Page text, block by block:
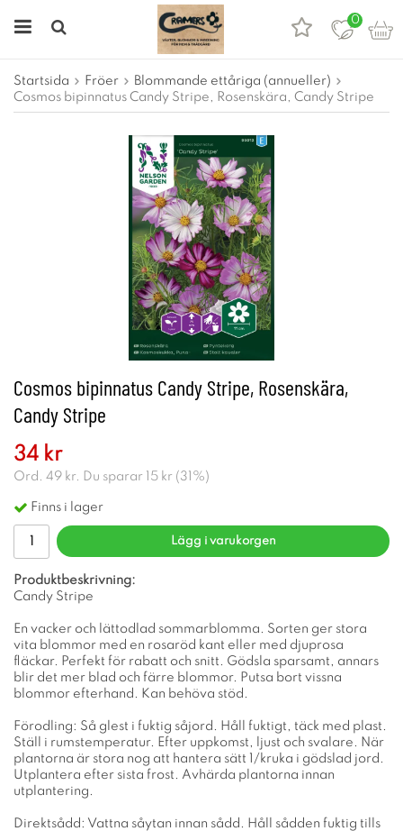
0
Startsida Fröer
Blommande ettåriga (annueller)
Cosmos bipinnatus Candy Stripe, Rosenskära, Candy Stripe
Cosmos bipinnatus Candy Stripe, Rosenskära,
Candy Stripe
34 kr
Ord. 49 kr. Du sparar 15 kr ( 31 %)
Finns i lager
Lägg i varukorgen
Produktbeskrivning:
Candy Stripe
En vacker och lättodlad sommarblomma. Sorten ger stora
vita blommor med en rosaröd kant eller med djuprosa
fläckar. Perfekt för rabatt och snitt. Gödsla sparsamt, annars
blir det mer blad och färre blommor. Putsa bort vissna
blommor efterhand. Kan behöva stöd.
Förodling: Så glest i fuktig såjord. Håll fuktigt, täck med plast.
Ställ i rumstemperatur. Efter uppkomst, ljust och svalare. När
plantorna är stora nog att hantera sätt 1/kruka i gödslad jord.
Utplantera efter sista frost. Avhärda plantorna innan
utplantering.
Direktsådd: Vattna såytan innan sådd. Håll sådden fuktig tills